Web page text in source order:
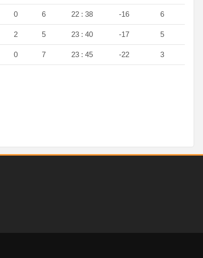
0 6 22 : 38 -16 6
2 5 23 : 40 -17 5
0 7 23 : 45 -22 3